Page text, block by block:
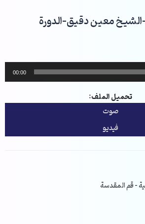
الأصول-170-الشيخ معين دقيق-الدورة
00:00
تحميل الملف:
صوت
فيديو
– قم المقدسة